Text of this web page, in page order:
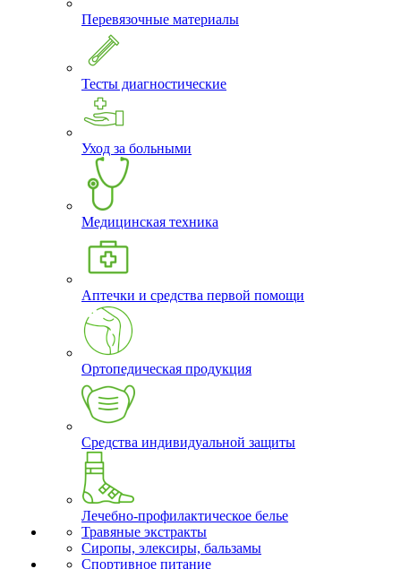
Перевязочные материалы
Тесты диагностические
Уход за больными
Медицинская техника
Аптечки и средства первой помощи
Ортопедическая продукция
Средства индивидуальной защиты
Лечебно-профилактическое белье
Травяные экстракты
Сиропы, элексиры, бальзамы
Спортивное питание